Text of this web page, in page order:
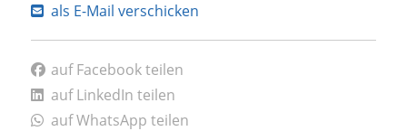
als E-Mail verschicken
auf Facebook teilen
auf LinkedIn teilen
auf WhatsApp teilen